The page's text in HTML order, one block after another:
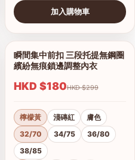
加入購物車
1/9
查看圖片
瞬間集中前扣 三段托提無鋼圈
繽紛無痕鎖邊調整內衣
HKD $180 HKD $299
檸檬黃 淺磚紅
膚色
32/70
34/75
36/80
38/85